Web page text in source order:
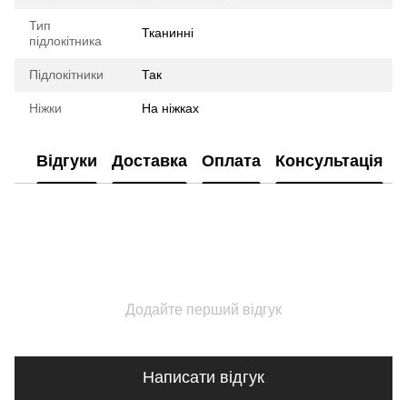
Тип
підлокітника
Тканинні
Підлокітники Так
Ніжки На ніжках
Відгуки Доставка Оплата Консультація
Додайте перший відгук
Написати відгук